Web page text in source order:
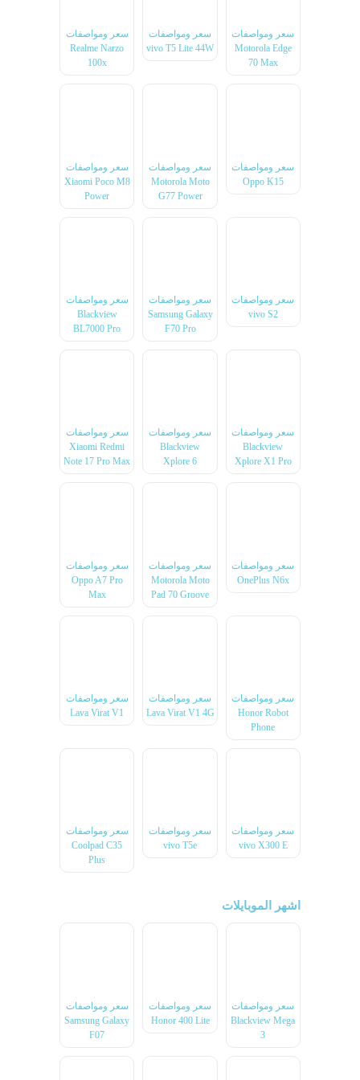
سعر ومواصفات
Motorola Edge
70 Max
سعر ومواصفات
vivo T5 Lite 44W
سعر ومواصفات
Realme Narzo
100x
سعر ومواصفات
Oppo K15
سعر ومواصفات
Motorola Moto
G77 Power
سعر ومواصفات
Xiaomi Poco M8
Power
سعر ومواصفات
vivo S2
سعر ومواصفات
Samsung Galaxy
F70 Pro
سعر ومواصفات
Blackview
BL7000 Pro
سعر ومواصفات
Blackview
Xplore X1 Pro
سعر ومواصفات
Blackview
Xplore 6
سعر ومواصفات
Xiaomi Redmi
Note 17 Pro Max
سعر ومواصفات
OnePlus N6x
سعر ومواصفات
Motorola Moto
Pad 70 Groove
سعر ومواصفات
Oppo A7 Pro
Max
سعر ومواصفات
Honor Robot
Phone
سعر ومواصفات
Lava Virat V1 4G
سعر ومواصفات
Lava Virat V1
سعر ومواصفات
vivo X300 E
سعر ومواصفات
vivo T5e
سعر ومواصفات
Coolpad C35
Plus
اشهر الموبايلات
سعر ومواصفات
Blackview Mega
3
سعر ومواصفات
Honor 400 Lite
سعر ومواصفات
Samsung Galaxy
F07